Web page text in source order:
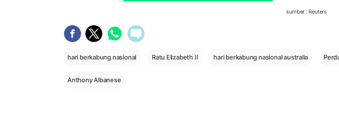
sumber : Reuters
hari berkabung nasional Ratu Elizabeth II hari berkabung nasional australia
Anthony Albanese